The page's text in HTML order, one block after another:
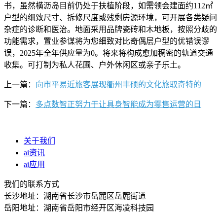
上一篇： 向市平易近旅客展现衢州丰硕的文化旅取奇特的
下一篇： 多点数智正努力于让具身智能成为零售运营的日
关于我们
ai资讯
ai应用
我们的联系方式
长沙地址：湖南省长沙市岳麓区岳麓街道
岳阳地址：湖南省岳阳市经开区海凌科技园